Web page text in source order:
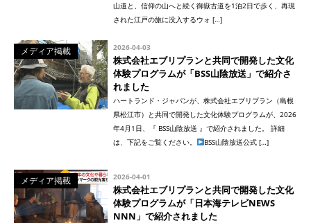
山道と、信仰の山へと続く御嶽古道を1泊2日で歩く、再現
された江戸の旅に没入するウォ […]
メディア掲載 2026-04-03
株式会社エブリプランと共同で開発した文化
体験プログラムが「BSS山陰放送」で紹介さ
れました
ハートランド・ジャパンが、株式会社エブリプラン（島根
県松江市）と共同で開発した文化体験プログラムが、2026
年4月1日、『 BSS山陰放送 』で紹介されました。 詳細
は、下記をご覧ください。
BSS山陰放送公式 […]
メディア掲載 2026-04-01
株式会社エブリプランと共同で開発した文化
体験プログラムが「日本海テレビNEWS
NNN」で紹介されました